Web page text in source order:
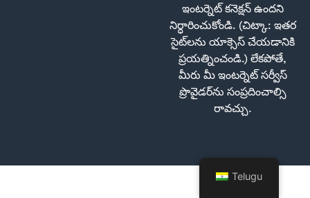
ఇంటర్నెట్ కనెక్షన్ ఉందని
నిర్ధారించుకోండి. (చిట్కా: ఇతర
సైట్‌లను యాక్సెస్ చేయడానికి
ప్రయత్నించండి.) లేకపోతే,
మీరు మీ ఇంటర్నెట్ సర్వీస్
ప్రొవైడర్‌ను సంప్రదించాల్సి
రావచ్చు.
Telugu